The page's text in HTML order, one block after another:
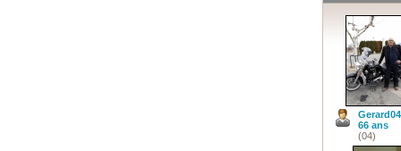
Gerard04
66 ans
(04)